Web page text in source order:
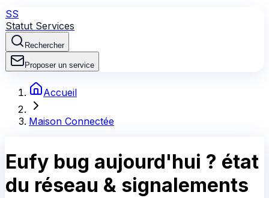
SS
Statut Services
Rechercher
Proposer un service
Accueil
Maison Connectée
Eufy bug aujourd'hui ? état
du réseau & signalements